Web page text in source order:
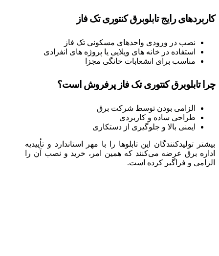
کاربردهای رایج تابلوبرق کنتوری تک فاز
نصب در ورودی واحدهای مسکونی تک فاز
استفاده در خانه‌ های ویلایی یا پروژه‌ های انفرادی
مناسب برای انشعابات خانگی مجزا
چرا تابلوبرق کنتوری تک فاز پرفروش است؟
الزامی بودن توسط شرکت برق
طراحی ساده و کاربردی
ایمنی بالا و جلوگیری از دستکاری
بیشتر تولیدکنندگان این تابلوها را با مهر استاندارد و تأییدیه
اداره برق عرضه می‌کنند که همین امر، خرید و نصب آن را
الزامی و فراگیر کرده است.